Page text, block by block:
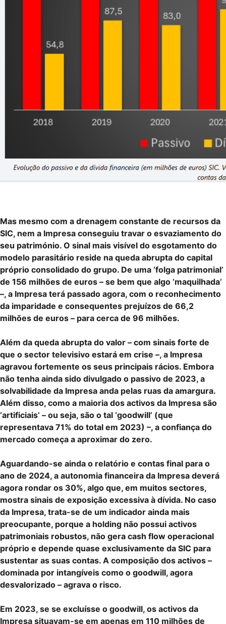
Mas mesmo com a drenagem constante de recursos da
SIC, nem a Impresa conseguiu travar o esvaziamento do
seu património. O sinal mais visível do esgotamento do
modelo parasitário reside na queda abrupta do capital
próprio consolidado do grupo. De uma ‘folga patrimonial’
de 156 milhões de euros – se bem que algo ‘maquilhada’
–, a Impresa terá passado agora, com o reconhecimento
da imparidade e consequentes prejuízos de 66,2
milhões de euros – para cerca de 96 milhões.
Além da queda abrupta do valor – com sinais forte de
que o sector televisivo estará em crise –, a Impresa
agravou fortemente os seus principais rácios. Embora
não tenha ainda sido divulgado o passivo de 2023, a
solvabilidade da Impresa anda pelas ruas da amargura.
Além disso, como a maioria dos activos da Impresa são
‘artificiais’ – ou seja, são o tal ‘goodwill’ (que
representava 71% do total em 2023) –, a confiança do
mercado começa a aproximar do zero.
Aguardando-se ainda o relatório e contas final para o
ano de 2024, a autonomia financeira da Impresa deverá
agora rondar os 30%, algo que, em muitos sectores,
mostra sinais de exposição excessiva à dívida. No caso
da Impresa, trata-se de um indicador ainda mais
preocupante, porque a holding não possui activos
patrimoniais robustos, não gera cash flow operacional
próprio e depende quase exclusivamente da SIC para
sustentar as suas contas. A composição dos activos –
dominada por intangíveis como o goodwill, agora
desvalorizado – agrava o risco.
Em 2023, se se excluísse o goodwill, os activos da
Impresa situavam-se em apenas em 110 milhões de